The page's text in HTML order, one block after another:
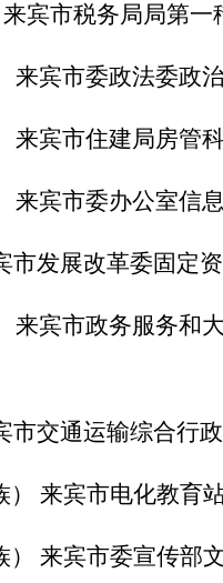
来宾市税务局局第一
来宾市委政法委政
来宾市住建局房管
来宾市委办公室信
市发展改革委固定
来宾市政务服务和
市交通运输综合行
来宾市电化教育
来宾市委宣传部